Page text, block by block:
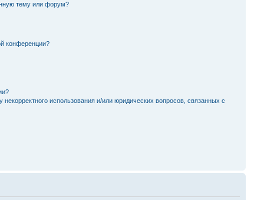
тему или форум?
конференции?
использования и/или юридических вопросов, связанных с